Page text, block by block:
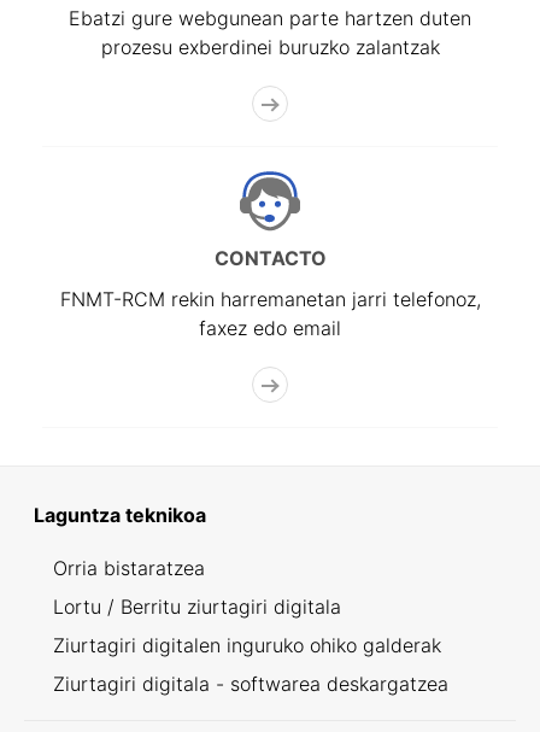
Ebatzi gure webgunean parte hartzen duten
prozesu exberdinei buruzko zalantzak
CONTACTO
FNMT-RCM rekin harremanetan jarri telefonoz,
faxez edo email
Laguntza teknikoa
Orria bistaratzea
Lortu / Berritu ziurtagiri digitala
Ziurtagiri digitalen inguruko ohiko galderak
Ziurtagiri digitala - softwarea deskargatzea